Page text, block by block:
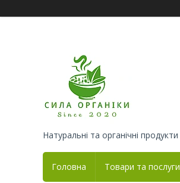
Натуральні та органічні продукти
Головна Товари та послуги